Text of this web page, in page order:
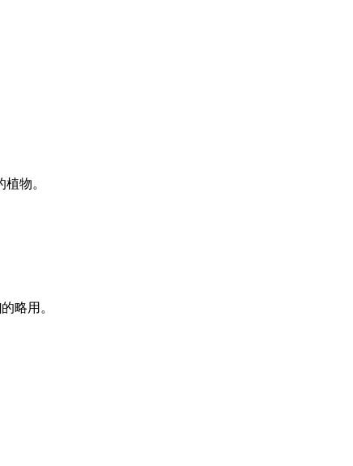
物。
略用。